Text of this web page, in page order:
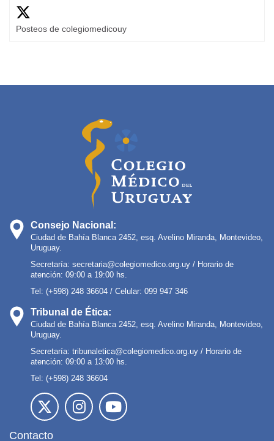
Posteos de colegiomedicouy
Consejo Nacional:
Ciudad de Bahía Blanca 2452, esq. Avelino Miranda, Montevideo,
Uruguay.
Secretaría: secretaria@colegiomedico.org.uy / Horario de
atención: 09:00 a 19:00 hs.
Tel: (+598) 248 36604 / Celular: 099 947 346
Tribunal de Ética:
Ciudad de Bahía Blanca 2452, esq. Avelino Miranda, Montevideo,
Uruguay.
Secretaría: tribunaletica@colegiomedico.org.uy / Horario de
atención: 09:00 a 13:00 hs.
Tel: (+598) 248 36604
Contacto